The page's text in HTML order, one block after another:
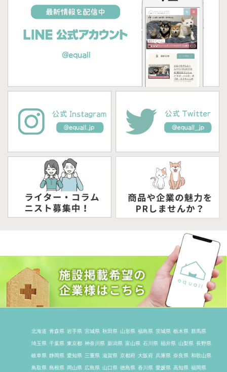
北海道 青森県 岩手県 宮城県 秋田県 山形県 福島県 茨城県 栃木県 群馬県
埼玉県 千葉県 東京都 神奈川県 新潟県 富山県 石川県 福井県 山梨県 長野県
岐阜県 静岡県 愛知県 三重県 滋賀県 京都府 大阪府 兵庫県 奈良県 和歌山県
鳥取県 島根県 岡山県 広島県 山口県 徳島県 香川県 愛媛県 高知県 福岡県